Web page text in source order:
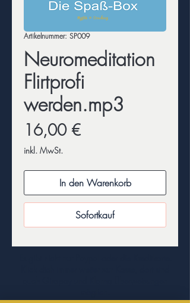
Artikelnummer: SP009
Neuromeditation
Flirtprofi
werden.mp3
16,00 €Preis
inkl. MwSt.
In den Warenkorb
Sofortkauf